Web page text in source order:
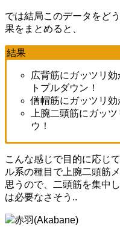
では結局このデータをど
果をまとめると、
結果
広背筋にガッツリ
トプルダウン！
僧帽筋にガッツリ効
上腕二頭筋にガッ
ウ！
こんな感じで目的に応じ
ル系の種目で上腕二頭筋
思うので、二頭筋を集中
は必要なさそう..
赤羽(Akabane)